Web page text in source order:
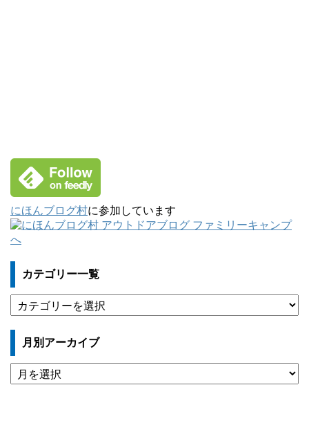
にほんブログ村に参加しています
カテゴリー一覧
テ
ゴ
ー
一
覧
月別アーカイブ
月
別